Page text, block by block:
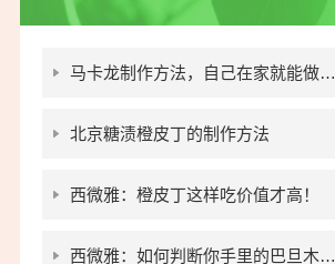
马卡龙制作方法，自己在家就能做好
吃的马卡龙！
北京糖渍橙皮丁的制作方法
西微雅：橙皮丁这样吃价值才高！
西微雅：如何判断你手里的巴旦木碎